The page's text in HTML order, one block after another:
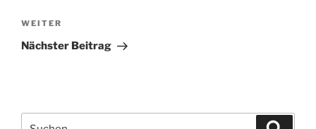
Nächster
Beitrag
WEITER
Nächster Beitrag
Suchen